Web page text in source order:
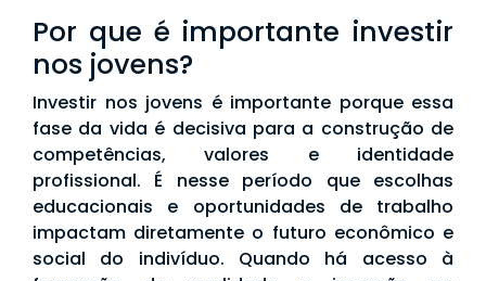
Por que é importante investir
nos jovens?
Investir nos jovens é importante porque essa
fase da vida é decisiva para a construção de
competências, valores e identidade
profissional. É nesse período que escolhas
educacionais e oportunidades de trabalho
impactam diretamente o futuro econômico e
social do indivíduo. Quando há acesso à